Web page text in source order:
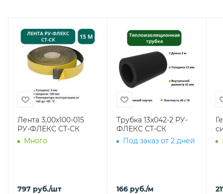
Лента 3,00х100-015
РУ-ФЛЕКС СТ-СК
Много
797 руб./шт
Трубка 13х042-2 РУ-
ФЛЕКС СТ-СК
Под заказ от 2 дней
166 руб./м